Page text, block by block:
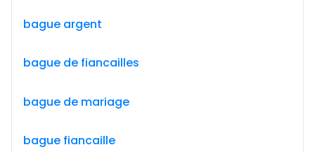
bague argent
bague de fiancailles
bague de mariage
bague fiancaille